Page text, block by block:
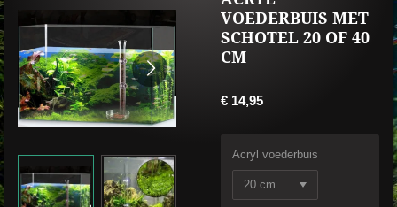
VOEDERBUIS MET
SCHOTEL 20 OF 40
CM
€ 14,95
Acryl voederbuis